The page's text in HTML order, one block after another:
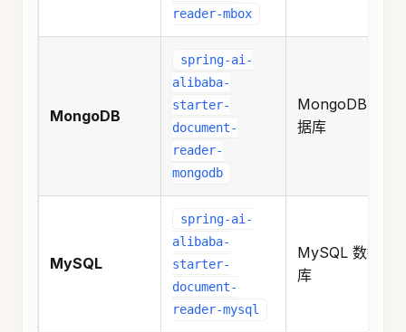
reader-mbox
MongoDB
spring-ai-
alibaba-
starter-
document-
reader-
mongodb
MongoDB 数
据库
MySQL
spring-ai-
alibaba-
starter-
document-
reader-mysql
MySQL 数据
库